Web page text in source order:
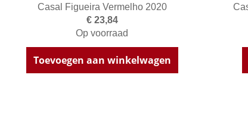
Casal Figueira Vermelho 2020
€ 23,84
Op voorraad
Toevoegen aan winkelwagen